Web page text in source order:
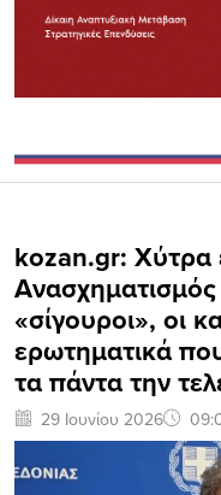
kozan.gr: Xύτρα
«σίγουροι», οι
ερωτηματικά
τα πάντα την
29 Ιουνίου 2026